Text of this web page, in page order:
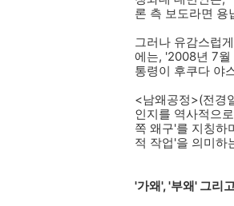
론 측 보도라면 용
그러나 유감스럽
에는, '2008년 7월
통령이 후쿠다 야
<남왜공정>(전경
인지를 역사적으
쪽 왜구'를 지칭하
적 작업'을 의미하
'가왜', '부왜' 그리